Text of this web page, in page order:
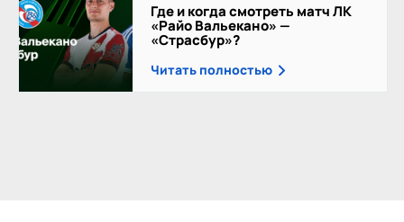
Где и когда смотреть матч ЛК
«Райо Вальекано» —
«Страсбур»?
Читать полностью